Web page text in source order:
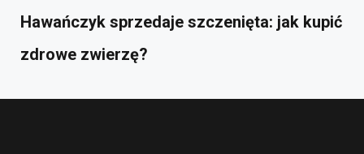
Hawańczyk sprzedaje szczenięta: jak kupić
zdrowe zwierzę?